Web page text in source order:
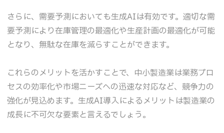
さらに、需要予測においても生成AIは有効です。適切な需
要予測により在庫管理の最適化や生産計画の最適化が可能
となり、無駄な在庫を減らすことができます。
これらのメリットを活かすことで、中小製造業は業務プロ
セスの効率化や市場ニーズへの迅速な対応など、競争力の
強化が見込めます。生成AI導入によるメリットは製造業の
成長に不可欠な要素と言えるでしょう。